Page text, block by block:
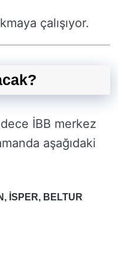
çalışıyor.
İBB merkez
aşağıdaki
İSPER, BELTUR